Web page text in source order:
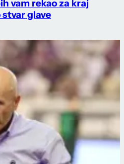
vam rekao za kraj
stvar glave